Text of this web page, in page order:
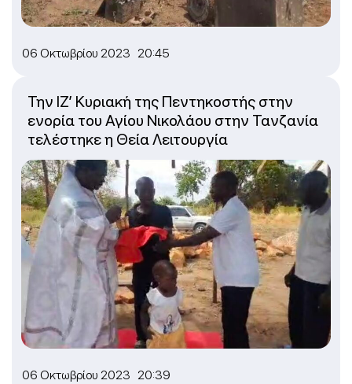
06 Οκτωβρίου 2023 20:45
06 Οκτωβρίου 2023 20:39
Την ΙΖ’ Κυριακή της Πεντηκοστής στην
ενορία του Αγίου Νικολάου στην Τανζανία
τελέστηκε η Θεία Λειτουργία